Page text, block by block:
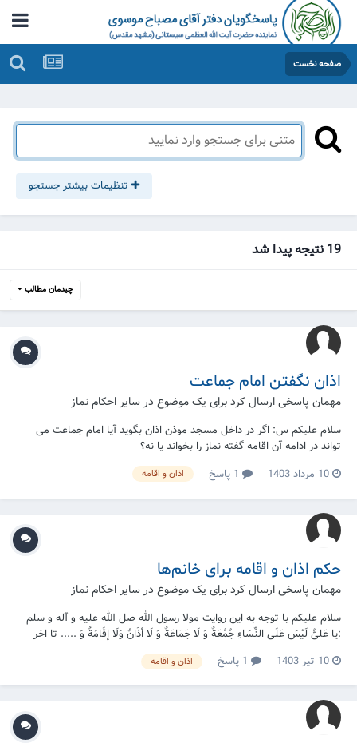
صفحه نخست
تنظیمات بیشتر جستجو
19 نتیجه پیدا شد
چیدمان مطالب
اذان نگفتن امام جماعت
مهمان پاسخی ارسال کرد برای یک موضوع در سایر احکام نماز
سلام علیکم س: اگر در داخل مسجد موذن اذان بگوید آیا امام جماعت می
تواند در ادامه آن اقامه گفته نماز را بخواند یا نه؟
10 مرداد 1403
اذان و اقامه
حکم اذان و اقامه برای خانم‌ها
مهمان پاسخی ارسال کرد برای یک موضوع در سایر احکام نماز
سلام عليكم با توجه به اين روايت مولا رسول الله صل الله عليه و آله و سلم
:يا عَلیُّ لَيْسَ عَلَی النِّسَاءِ جُمُعَةٌ وَ لَا جَمَاعَةٌ وَ لَا أذَانٌ وَلَا إقَامَةٌ وَ ..... تا اخر
روايت[من لا يحضره الفقيه ج ٤] سوال من در مورد اذان و اقامه گفتن خانم ها
ميباشد؟ يعنی به طور مطلق از گفتن اذان و...
10 تیر 1403 اذان و اقامه